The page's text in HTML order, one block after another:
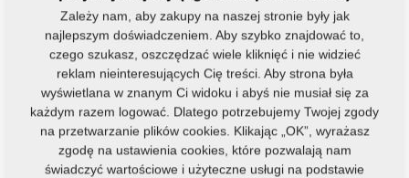
Zależy nam, aby zakupy na naszej stronie były jak
najlepszym doświadczeniem. Aby szybko znajdować to,
czego szukasz, oszczędzać wiele kliknięć i nie widzieć
reklam nieinteresujących Cię treści. Aby strona była
wyświetlana w znanym Ci widoku i abyś nie musiał się za
każdym razem logować. Dlatego potrzebujemy Twojej zgody
na przetwarzanie plików cookies. Klikając „OK”, wyrażasz
zgodę na ustawienia cookies, które pozwalają nam
świadczyć wartościowe i użyteczne usługi na podstawie